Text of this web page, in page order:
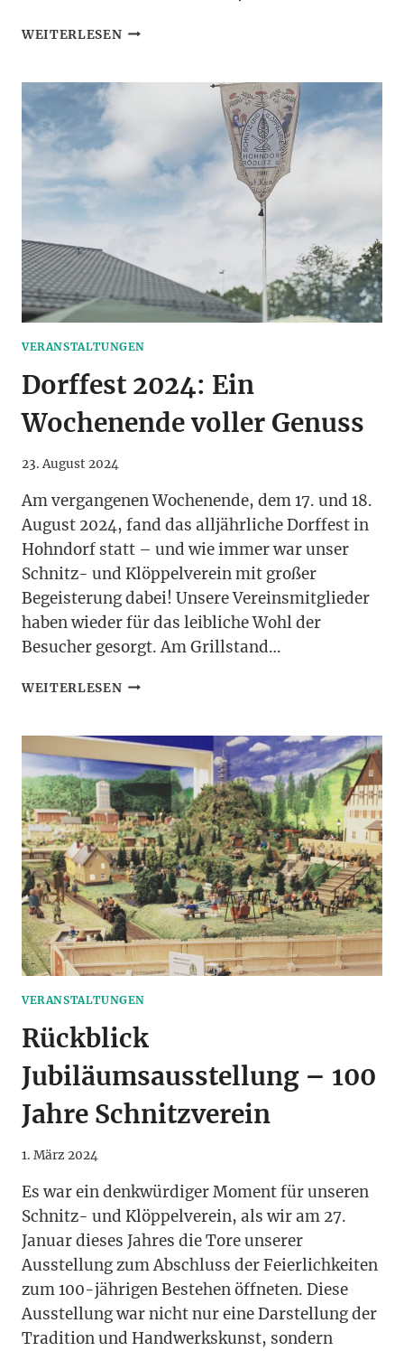
WEITERLESENEINLADUNG
DES
TRADITIONELLEN
VERANSTALTUNGEN
Dorffest 2024: Ein
Wochenende voller Genuss
23. August 2024
Am vergangenen Wochenende, dem 17. und 18.
August 2024, fand das alljährliche Dorffest in
Hohndorf statt – und wie immer war unser
Schnitz- und Klöppelverein mit großer
Begeisterung dabei! Unsere Vereinsmitglieder
haben wieder für das leibliche Wohl der
Besucher gesorgt. Am Grillstand…
WEITERLESENDORFFEST
WOCHENENDE
VOLLER
GENUSS
VERANSTALTUNGEN
Rückblick
Jubiläumsausstellung – 100
Jahre Schnitzverein
1. März 2024
Es war ein denkwürdiger Moment für unseren
Schnitz- und Klöppelverein, als wir am 27.
Januar dieses Jahres die Tore unserer
Ausstellung zum Abschluss der Feierlichkeiten
zum 100-jährigen Bestehen öffneten. Diese
Ausstellung war nicht nur eine Darstellung der
Tradition und Handwerkskunst, sondern